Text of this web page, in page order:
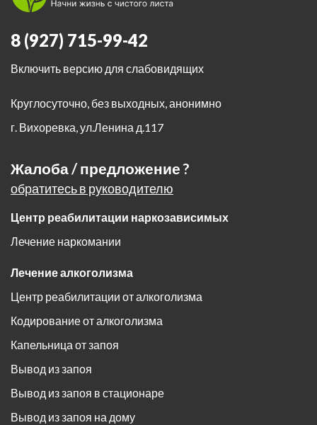
8 (927) 715-99-42
Включить версию для слабовидящих
Круглосуточно, без выходных, анонимно
г. Вихоревка,ул.Ленина д.117
Жалоба / предложение ?
обратитесь в руководителю
Центр реабилитации наркозависимых
Лечение наркомании
Лечение алкоголизма
Центр реабилитации от алкоголизма
Кодирование от алкоголизма
Капельница от запоя
Вывод из запоя
Вывод из запоя в стационаре
Вывод из запоя на дому